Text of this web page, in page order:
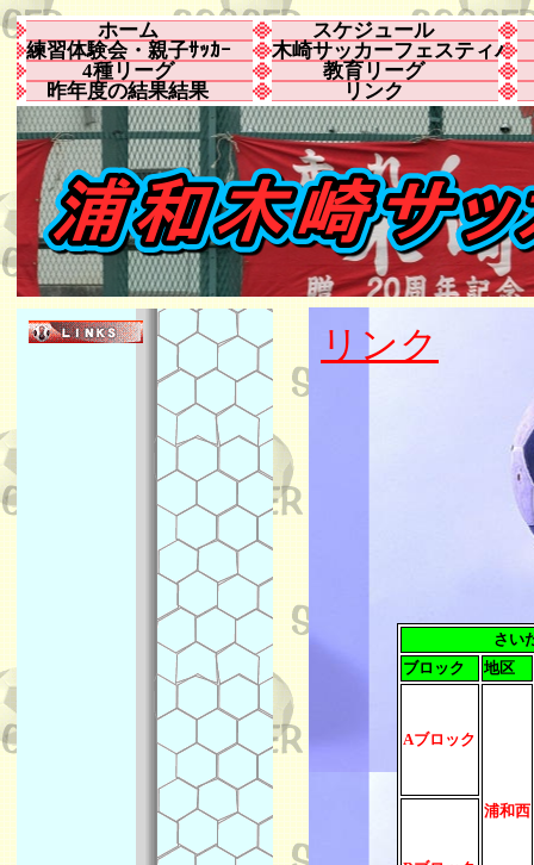
ホーム
スケジュール
練習体験会・親子ｻｯｶｰ
木崎サッカーフェスティバル
4種リーグ
教育リーグ
昨年度の結果結果
リンク
リンク
さい
ブロック
地区
Aブロック
浦和西